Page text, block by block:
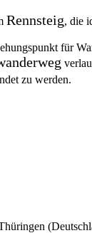
Rennsteig, die
für
zu werden.